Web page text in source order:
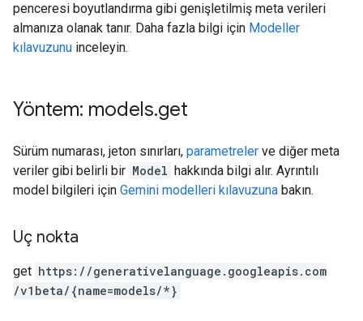
penceresi boyutlandırma gibi genişletilmiş meta verileri
almanıza olanak tanır. Daha fazla bilgi için Modeller
kılavuzunu inceleyin.
Yöntem: models.get
Sürüm numarası, jeton sınırları, parametreler ve diğer meta
veriler gibi belirli bir Model hakkında bilgi alır. Ayrıntılı
model bilgileri için Gemini modelleri kılavuzuna bakın.
Uç nokta
get https: / /generativelanguage.googleapis.com
/v1beta/{name=models/*}